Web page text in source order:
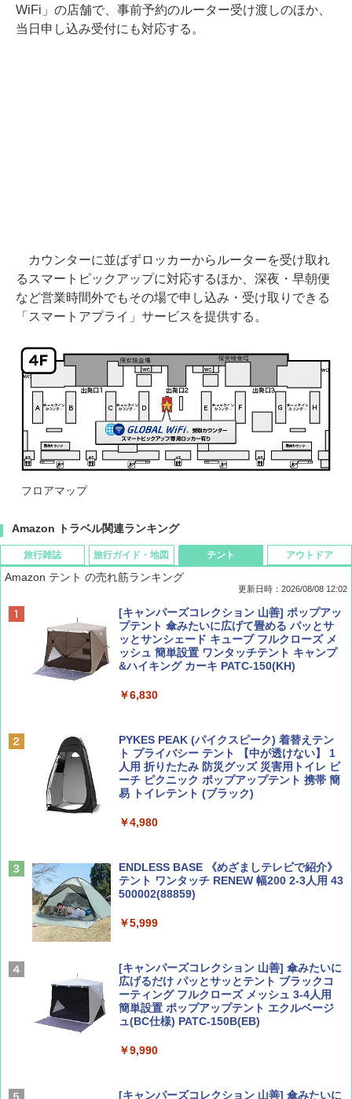
WiFi」の店舗で、事前予約のルーター受け渡しのほか、
当日申し込み受付にも対応する。
カウンターに並ばずロッカーからルーターを受け取れ
るスマートピックアップに対応するほか、深夜・早朝便
など営業時間外でもその場で申し込み・受け取りできる
「スマートアプライ」サービスを提供する。
フロアマップ
Amazon トラベル関連ランキング
旅行雑誌
BE-PAL(ビ-パル) 2026年 9 月号【特別付録:
SOTO ミニマル"旅"財布 ランダム2種】
￥1,500
￥713
AIRLINE（エアライン）2026年9月号【特
集】ボーイング110周年を祝して！
￥1,760
旅行ガイド・地図
D40 地球の歩き方 チェンマイ タイ北部の魅
力的な町 2026～2027 地球の歩き方D アジア
￥2,079
￥2,695
球の歩き方A ヨーロッパ
A26 地球の歩き方 チェコ ポーランド スロヴ
ァキア 2026～2027 地球の歩き方A ヨーロッ
テント
Amazon テント の売れ筋ランキング
更新日時：2026/08/08 12:02
[キャンパーズコレクション 山善] ポップアッ
プテント 傘みたいに広げて畳める パッとサ
ッとサンシェード キューブ フルクローズ メ
ッシュ 簡単設置 ワンタッチテント キャンプ
&ハイキング カーキ PATC-150(KH)
￥6,830
PYKES PEAK (パイクスピーク) 着替えテン
ト プライバシー テント 【中が透けない】 1
人用 折りたたみ 防災グッズ 災害用トイレ ビ
ーチ ピクニック ポップアップテント 携帯 簡
易 トイレテント (ブラック)
￥4,980
ENDLESS BASE 《めざましテレビで紹介》
テント ワンタッチ RENEW 幅200 2-3人用 43
500002(88859)
￥5,999
[キャンパーズコレクション 山善] 傘みたいに
広げるだけ パッとサッとテント ブラックコ
ーティング フルクローズ メッシュ 3-4人用
簡単設置 ポップアップテント エクルベージ
ュ(BC仕様) PATC-150B(EB)
￥9,990
[キャンパーズコレクション 山善] 傘みたいに
アウトドア